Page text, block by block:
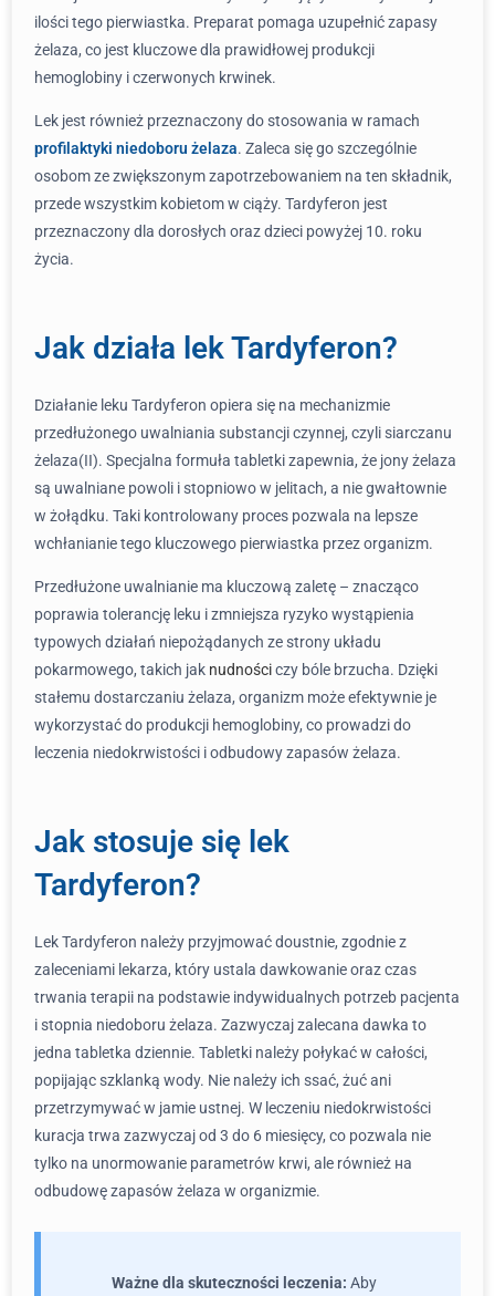
ilości tego pierwiastka. Preparat pomaga uzupełnić zapasy
żelaza, co jest kluczowe dla prawidłowej produkcji
hemoglobiny i czerwonych krwinek.
Lek jest również przeznaczony do stosowania w ramach
profilaktyki niedoboru żelaza. Zaleca się go szczególnie
osobom ze zwiększonym zapotrzebowaniem na ten składnik,
przede wszystkim kobietom w ciąży. Tardyferon jest
przeznaczony dla dorosłych oraz dzieci powyżej 10. roku
życia.
Jak działa lek Tardyferon?
Działanie leku Tardyferon opiera się na mechanizmie
przedłużonego uwalniania substancji czynnej, czyli siarczanu
żelaza(II). Specjalna formuła tabletki zapewnia, że jony żelaza
są uwalniane powoli i stopniowo w jelitach, a nie gwałtownie
w żołądku. Taki kontrolowany proces pozwala na lepsze
wchłanianie tego kluczowego pierwiastka przez organizm.
Przedłużone uwalnianie ma kluczową zaletę – znacząco
poprawia tolerancję leku i zmniejsza ryzyko wystąpienia
typowych działań niepożądanych ze strony układu
pokarmowego, takich jak nudnościczy bóle brzucha. Dzięki
stałemu dostarczaniu żelaza, organizm może efektywnie je
wykorzystać do produkcji hemoglobiny, co prowadzi do
leczenia niedokrwistości i odbudowy zapasów żelaza.
Jak stosuje się lek
Tardyferon?
Lek Tardyferon należy przyjmować doustnie, zgodnie z
zaleceniami lekarza, który ustala dawkowanie oraz czas
trwania terapii na podstawie indywidualnych potrzeb pacjenta
i stopnia niedoboru żelaza. Zazwyczaj zalecana dawka to
jedna tabletka dziennie. Tabletki należy połykać w całości,
popijając szklanką wody. Nie należy ich ssać, żuć ani
przetrzymywać w jamie ustnej. W leczeniu niedokrwistości
kuracja trwa zazwyczaj od 3 do 6 miesięcy, co pozwala nie
tylko na unormowanie parametrów krwi, ale również на
odbudowę zapasów żelaza w organizmie.
Ważne dla skuteczności leczenia: Aby